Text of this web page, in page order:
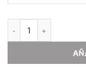
Camiseta con Inicial